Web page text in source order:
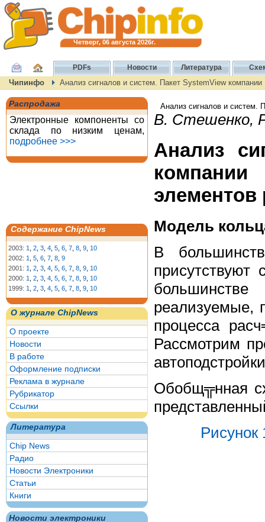
Четверг, 06 августа 2026г.
PDFs Новости Литература
Чипинфо Анализ сигналов и систем. Пакет SystemView
Распродажа
Электронные компоненты со
склада по низким ценам,
подробнее >>>
Содержание ChipNews
2003: 1 2 3 4 5 6 7 8 9 10
2002: 1 5 6 7 8 9
2001: 1 2 3 4 5 6 7 8 9 10
2000: 1 2 3 4 5 6 7 8 9 10
1999: 1 2 3 4 5 6 7 8 9 10
О журнале ChipNews
О проекте
Новости
В работе
Оформление подписки
Реклама в журнале
Рубрикатор
Ссылки
Литература
Chip News
Радио
Новости Электроники
Статьи
Книги
Новости электроники
Анализ сигналов и систем.
В. Стешенко,
Анализ
компании
элементов
Модель
В
реализуемые,
процесса
Рассмотрим
Обобщ╦нная
Рисунок